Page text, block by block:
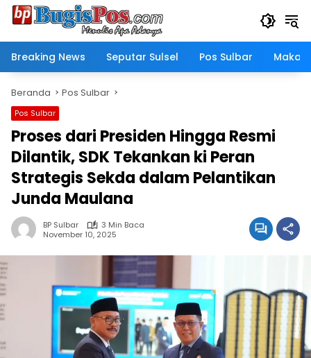
Langsung
Breaking News
Seputar Sulsel Pos Sulbar
Beranda Pos Sulbar
Pos Sulbar
Proses dari Presiden Hingga Resmi
Dilantik, SDK Tekankan ki Peran
Strategis Sekda dalam Pelantikan
Junda Maulana
BP Sulbar
3 Min Baca
November 10, 2025